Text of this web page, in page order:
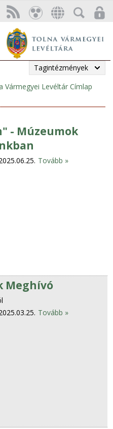
Tagintézmények
Vármegyei Levéltár Címlap
- Múzeumok
Tovább »
Meghívó
Tovább »